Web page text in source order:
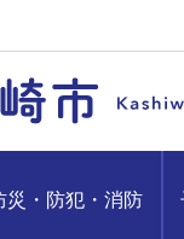
災・防犯・消防